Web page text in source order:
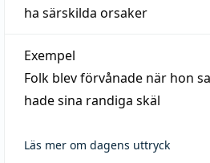
ha särskilda orsaker
Exempel
Folk blev förvånade när hon
hade sina randiga skäl
Läs mer om dagens uttryck